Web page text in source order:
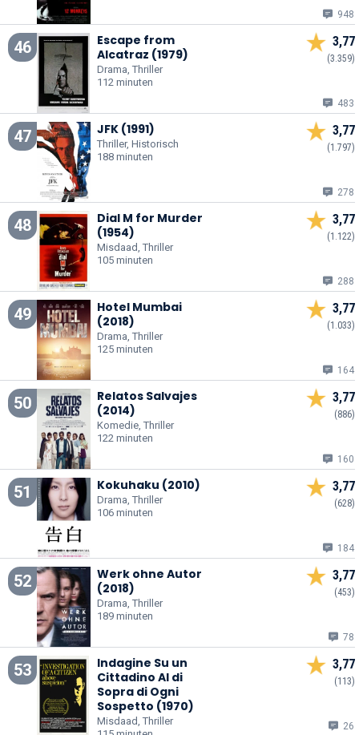
948
46
Escape from
Alcatraz (1979)
Drama, Thriller
112 minuten
3,77
(3.359)
483
47 JFK (1991)
Thriller, Historisch
188 minuten
3,77
(1.797)
278
48
Dial M for Murder
(1954)
Misdaad, Thriller
105 minuten
3,77
(1.122)
288
49
Hotel Mumbai
(2018)
Drama, Thriller
125 minuten
3,77
(1.033)
164
50
Relatos Salvajes
(2014)
Komedie, Thriller
122 minuten
3,77
(886)
160
51 Kokuhaku (2010)
Drama, Thriller
106 minuten
3,77
(628)
184
52
Werk ohne Autor
(2018)
Drama, Thriller
189 minuten
3,77
(453)
78
53
Indagine Su un
Cittadino Al di
Sopra di Ogni
Sospetto (1970)
Misdaad, Thriller
3,77
(113)
26